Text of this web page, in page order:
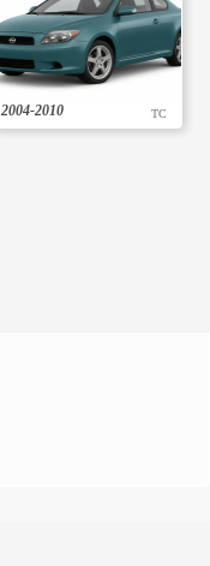
2004-2010 TC